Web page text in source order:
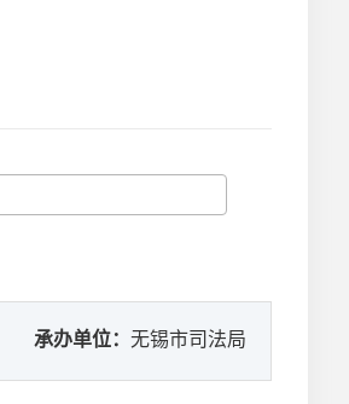
承办单位：无锡市司法局